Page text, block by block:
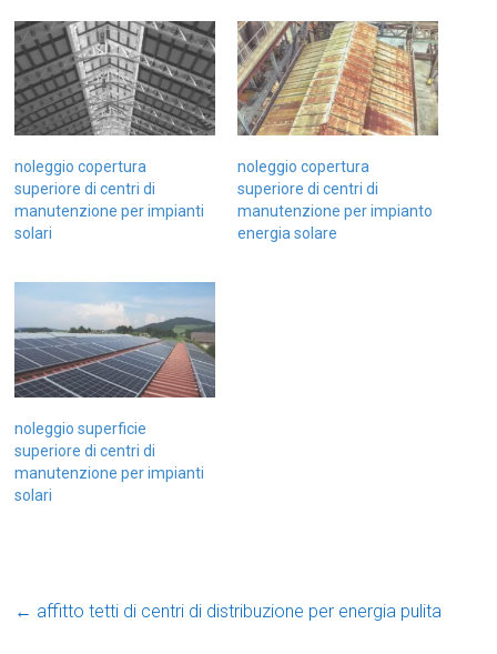
noleggio copertura
superiore di centri di
manutenzione per impianti
solari
noleggio copertura
superiore di centri di
manutenzione per impianto
energia solare
noleggio superficie
superiore di centri di
manutenzione per impianti
solari
← affitto tetti di centri di distribuzione per energia pulita